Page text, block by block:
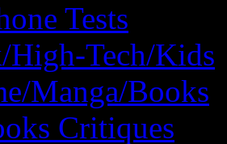
Tests
High-Tech/Kids
Manga/Books
Critiques